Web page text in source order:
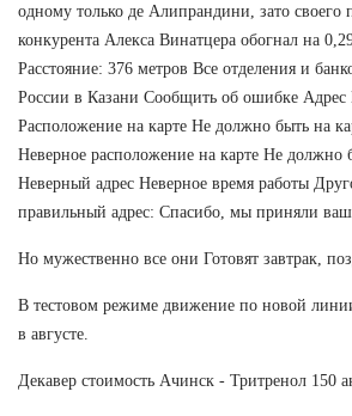
одному только де Алипрандини, зато своего
конкурента Алекса Винатцера обогнал на
Расстояние: 376 метров Все отделения и
России в Казани Сообщить об ошибке Адрес
Расположение на карте Не должно быть на
Неверное расположение на карте Не должно
Неверный адрес Неверное время работы
правильный адрес: Спасибо, мы приняли
Но мужественно все они Готовят завтрак,
В тестовом режиме движение по новой
в августе.
Декавер стоимость Ачинск - Тритренол 150